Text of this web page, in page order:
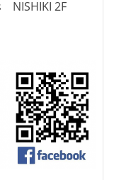
NISHIKI 2F